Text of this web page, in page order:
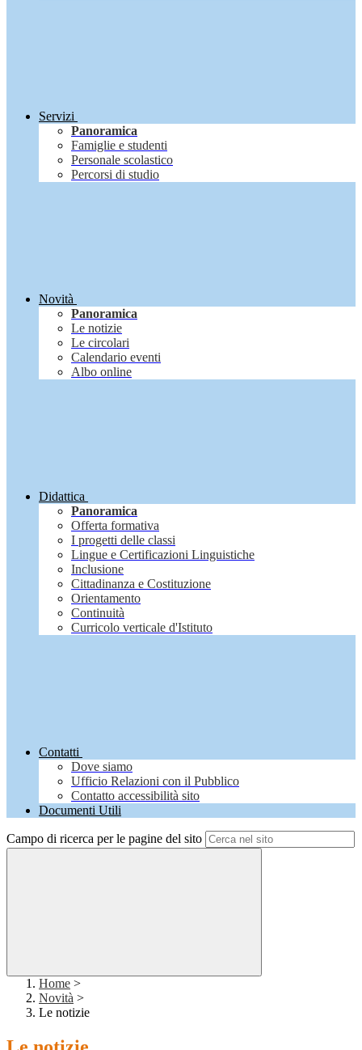
Servizi
Panoramica
Famiglie e studenti
Personale scolastico
Percorsi di studio
Novità
Panoramica
Le notizie
Le circolari
Calendario eventi
Albo online
Didattica
Panoramica
Offerta formativa
I progetti delle classi
Lingue e Certificazioni Linguistiche
Inclusione
Cittadinanza e Costituzione
Orientamento
Continuità
Curricolo verticale d'Istituto
Contatti
Dove siamo
Ufficio Relazioni con il Pubblico
Contatto accessibilità sito
Documenti Utili
Campo di ricerca per le pagine del sito
Home >
Novità >
Le notizie